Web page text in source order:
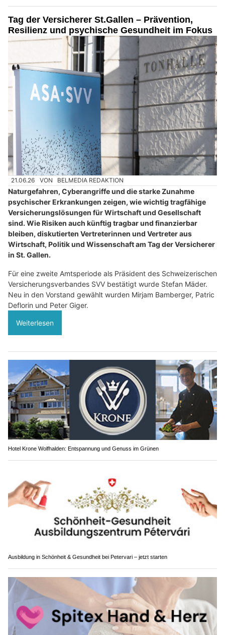
Tag der Versicherer St.Gallen – Prävention,
Resilienz und psychische Gesundheit im Fokus
21.06.26 VON BELMEDIA REDAKTION
Naturgefahren, Cyberangriffe und die starke Zunahme
psychischer Erkrankungen zeigen, wie wichtig tragfähige
Versicherungslösungen für Wirtschaft und Gesellschaft
sind. Wie Risiken auch künftig tragbar und finanzierbar
bleiben, diskutierten Vertreterinnen und Vertreter aus
Wirtschaft, Politik und Wissenschaft am Tag der Versicherer
in St. Gallen.
Für eine zweite Amtsperiode als Präsident des Schweizerischen
Versicherungsverbandes SVV bestätigt wurde Stefan Mäder.
Neu in den Vorstand gewählt wurden Mirjam Bamberger, Patric
Deflorin und Peter Giger.
Weiterlesen
Hotel Krone Wolfhalden: Entspannung und Genuss im Grünen
Ausbildung in Schönheit & Gesundheit bei Petervari – jetzt starten